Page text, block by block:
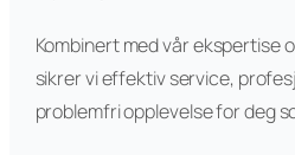
Kombinert med vår ekspertise
sikrer vi effektiv service,
problemfri opplevelse for deg